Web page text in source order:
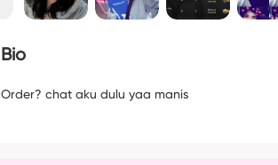
Bio
Order? chat aku dulu yaa manis